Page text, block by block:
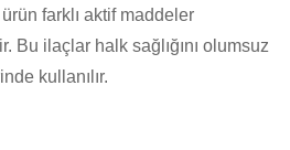
farklı aktif maddeler
Bu ilaçlar halk sağlığını olumsuz
kullanılır.